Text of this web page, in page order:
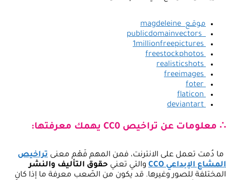
موقـع magdeleine
publicdomainvectors
1millionfreepictures
freestockphotos
realisticshots
freeimages
foter
flaticon
deviantart
∴ معلومات عن تراخيص CC0 يهمك معرفتها:
ما دُمت تعمل على الانترنت، فمن المهم فَهْم معنى تراخيص
المشاع الإبداعي CCO
والتي تعني حقوق التأليف والنشر
المختلفة للصور وغيرها. قد يكون من الصّعب معرفة ما إذا كان